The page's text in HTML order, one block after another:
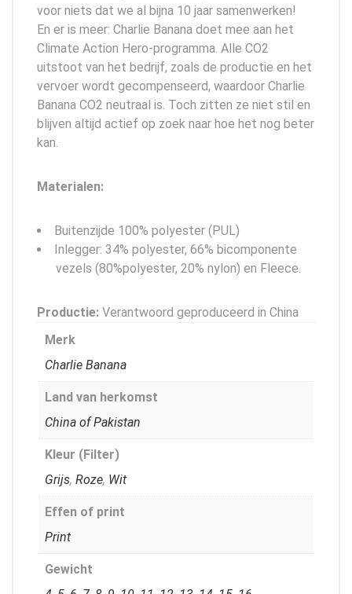
voor niets dat we al bijna 10 jaar samenwerken!
En er is meer: Charlie Banana doet mee aan het
Climate Action Hero-programma. Alle CO2
uitstoot van het bedrijf, zoals de productie en het
vervoer wordt gecompenseerd, waardoor Charlie
Banana CO2 neutraal is. Toch zitten ze niet stil en
blijven altijd actief op zoek naar hoe het nog beter
kan.
Materialen:
Buitenzijde 100% polyester (PUL)
Inlegger: 34% polyester, 66% bicomponente
vezels (80%polyester, 20% nylon) en Fleece.
Productie: Verantwoord geproduceerd in China
Merk
Charlie Banana
Land van herkomst
China of Pakistan
Kleur (Filter)
Grijs, Roze, Wit
Effen of print
Print
Gewicht